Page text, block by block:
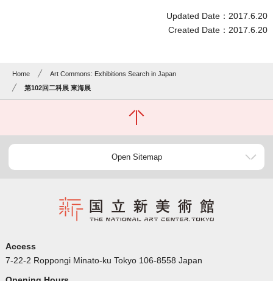
Updated Date：2017.6.20
Created Date：2017.6.20
Home
Art Commons: Exhibitions Search in Japan
第102回二科展 東海展
Open Sitemap
Access
7-22-2 Roppongi Minato-ku Tokyo 106-8558 Japan